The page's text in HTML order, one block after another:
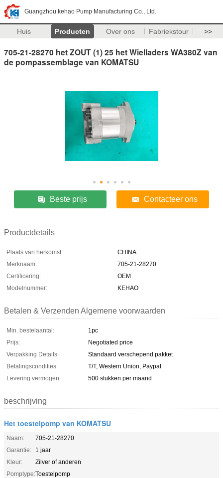
Guangzhou kehao Pump Manufacturing Co., Ltd.
Huis Producten Over ons Fabriekstour >>
705-21-28270 het ZOUT (1) 25 het Wielladers WA380Z van
de pompassemblage van KOMATSU
Beste prijs Contacteer ons
Productdetails
Plaats van herkomst:
CHINA
Merknaam:
705-21-28270
Certificering:
OEM
Modelnummer:
KEHAO
Betalen & Verzenden Algemene voorwaarden
Min. bestelaantal:
1pc
Prijs:
Negotiated price
Verpakking Details:
Standaard verschepend pakket
Betalingscondities:
T/T, Western Union, Paypal
Levering vermogen:
500 stukken per maand
beschrijving
Het toestelpomp van KOMATSU
Naam:
705-21-28270
Garantie:
1 jaar
Kleur:
Zilver of anderen
Pomptype:Toestelpomp